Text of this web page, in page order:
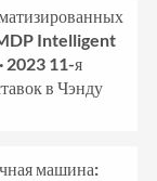
Intelligent
2023 11-я
в Чэнду
машина: